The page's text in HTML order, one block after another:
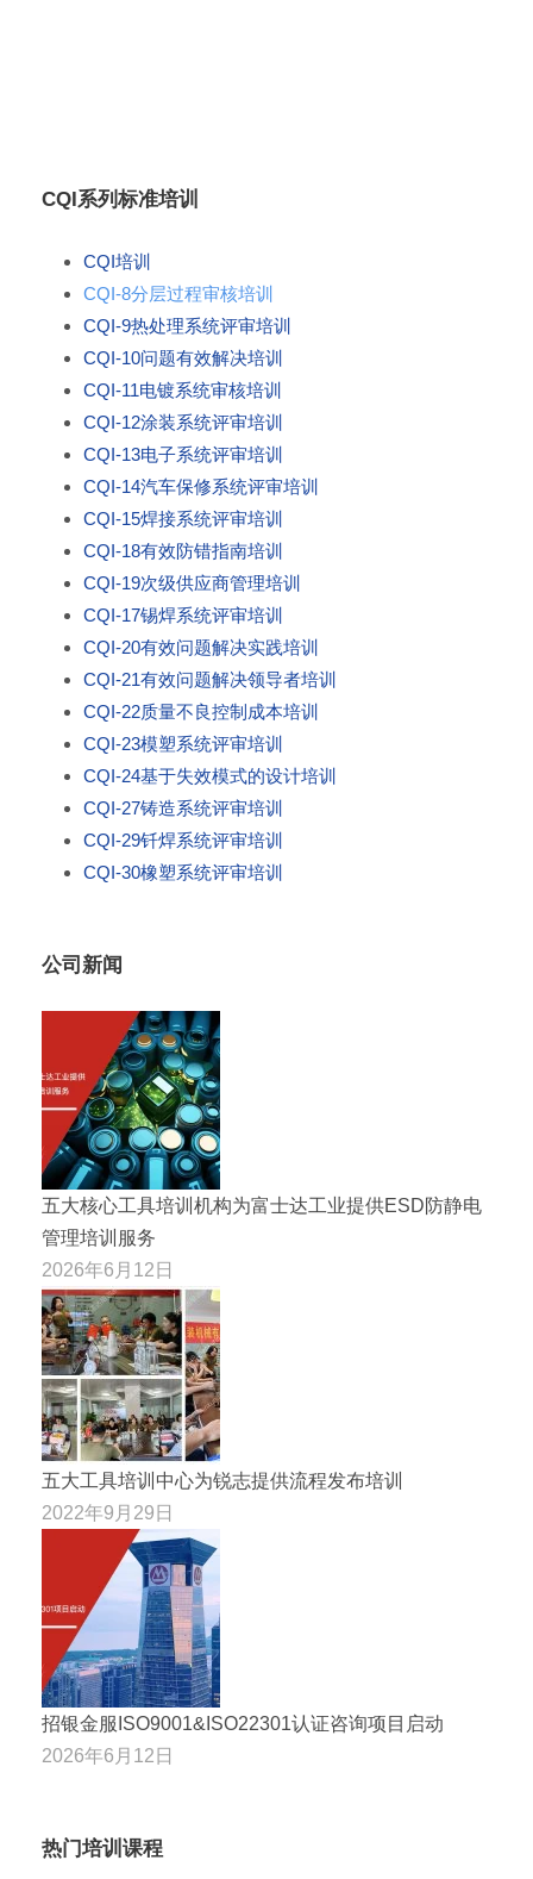
CQI系列标准培训
CQI培训
CQI-8分层过程审核培训
CQI-9热处理系统评审培训
CQI-10问题有效解决培训
CQI-11电镀系统审核培训
CQI-12涂装系统评审培训
CQI-13电子系统评审培训
CQI-14汽车保修系统评审培训
CQI-15焊接系统评审培训
CQI-18有效防错指南培训
CQI-19次级供应商管理培训
CQI-17锡焊系统评审培训
CQI-20有效问题解决实践培训
CQI-21有效问题解决领导者培训
CQI-22质量不良控制成本培训
CQI-23模塑系统评审培训
CQI-24基于失效模式的设计培训
CQI-27铸造系统评审培训
CQI-29钎焊系统评审培训
CQI-30橡塑系统评审培训
公司新闻
五大核心工具培训机构为富士达工业提供ESD防静电
管理培训服务
2026年6月12日
五大工具培训中心为锐志提供流程发布培训
2022年9月29日
招银金服ISO9001&ISO22301认证咨询项目启动
2026年6月12日
热门培训课程